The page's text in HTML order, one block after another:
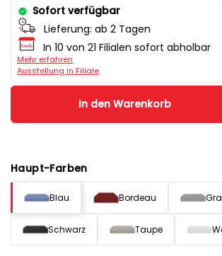
Sofort verfügbar
Lieferung: ab 2 Tagen
In 10 von 21 Filialen sofort abholbar
Mehr erfahren
Ausstellung in Filiale
In den Warenkorb
Haupt-Farben
Blau Bordeau
Schwarz Taupe